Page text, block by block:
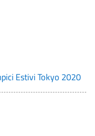
Estivi Tokyo 2020